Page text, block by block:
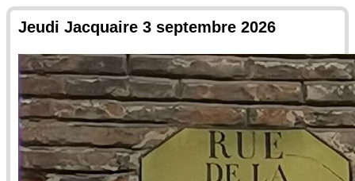
Jeudi Jacquaire 3 septembre 2026